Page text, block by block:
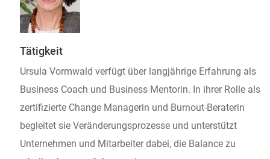
Tätigkeit
Ursula Vormwald verfügt über langjährige Erfahrung als
Business Coach und Business Mentorin. In ihrer Rolle als
zertifizierte Change Managerin und Burnout-Beraterin
begleitet sie Veränderungsprozesse und unterstützt
Unternehmen und Mitarbeiter dabei, die Balance zu